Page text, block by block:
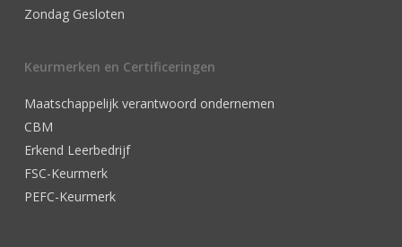
Zondag Gesloten
Keurmerken en Certificeringen
Maatschappelijk verantwoord ondernemen
CBM
Erkend Leerbedrijf
FSC-Keurmerk
PEFC-Keurmerk